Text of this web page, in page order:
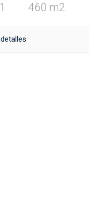
1 460 m2